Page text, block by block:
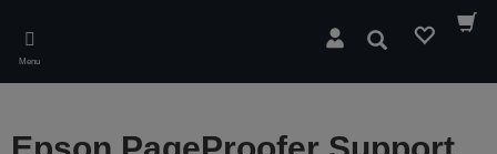
main
content
Menu
Wyszukaj